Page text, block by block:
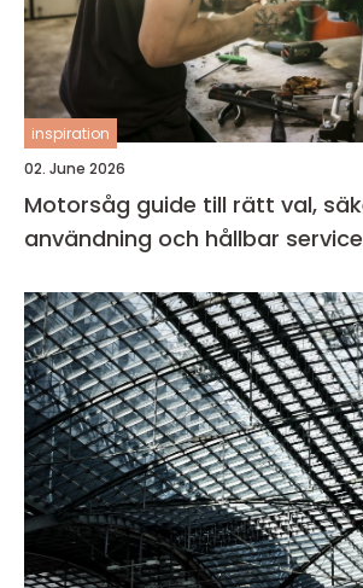
inspiration
02. June 2026
Motorsåg guide till rätt val, säker
användning och hållbar service